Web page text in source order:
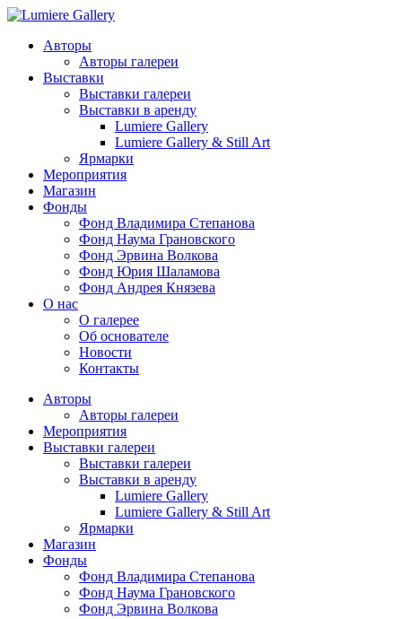
Авторы
Авторы галереи
Выставки
Выставки галереи
Выставки в аренду
Lumiere Gallery
Lumiere Gallery & Still Art
Ярмарки
Мероприятия
Магазин
Фонды
Фонд Владимира Степанова
Фонд Наума Грановского
Фонд Эрвина Волкова
Фонд Юрия Шаламова
Фонд Андрея Князева
О нас
О галерее
Об основателе
Новости
Контакты
Авторы
Авторы галереи
Мероприятия
Выставки галереи
Выставки галереи
Выставки в аренду
Lumiere Gallery
Lumiere Gallery & Still Art
Ярмарки
Магазин
Фонды
Фонд Владимира Степанова
Фонд Наума Грановского
Фонд Эрвина Волкова